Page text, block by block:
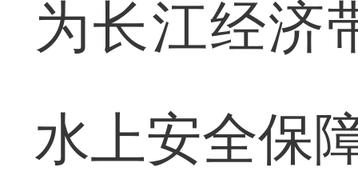
为长江经济
水上安全保